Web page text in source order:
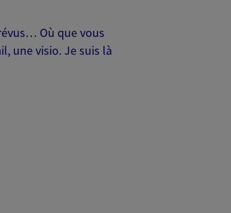
Où que vous
une visio. Je suis là